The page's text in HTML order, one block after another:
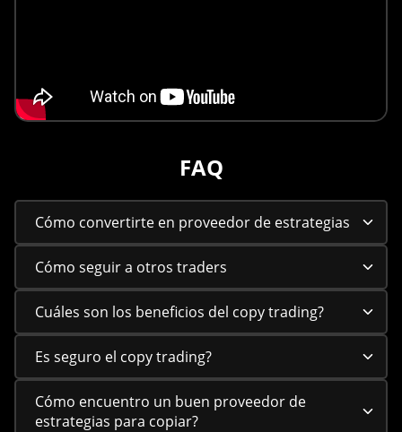
FAQ
Cómo convertirte en proveedor de estrategias
Cómo seguir a otros traders
Cuáles son los beneficios del copy trading?
Es seguro el copy trading?
Cómo encuentro un buen proveedor de
estrategias para copiar?